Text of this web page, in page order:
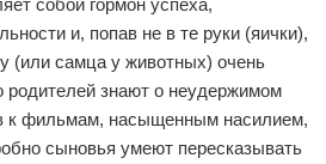
и, попав не в те руки (яички),
(или самца у животных) очень
знают о неудержимом
к фильмам, насыщенным насилием,
сыновья умеют пересказывать